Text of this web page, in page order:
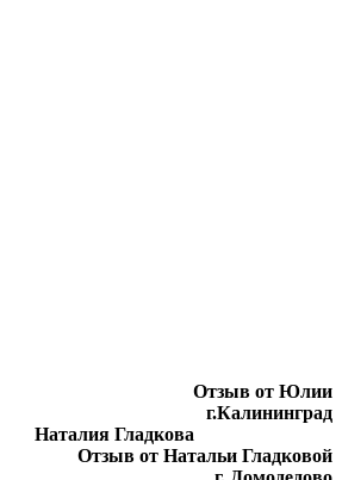
Отзыв от Юлии
г.Калининград
Отзыв от Натальи Гладковой